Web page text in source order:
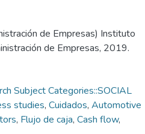
de Empresas) Instituto
de Empresas, 2019.
Subject Categories::SOCIAL
studies, Cuidados, Automotive
, Flujo de caja, Cash flow,